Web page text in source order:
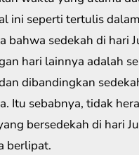
ini seperti tertulis
bahwa sedekah di hari
hari lainnya adalah
dibandingkan
Itu sebabnya, tidak
bersedekah di hari
berlipat.